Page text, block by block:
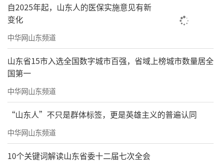
自2025年起，山东人的医保实施意见有新
变化
中华网山东频道
山东省15市入选全国数字城市百强，省域上榜城市数量居全
国第一
中华网山东频道
“山东人”不只是群体标签，更是英雄主义的普遍认同
中华网山东频道
10个关键词解读山东省委十二届七次全会